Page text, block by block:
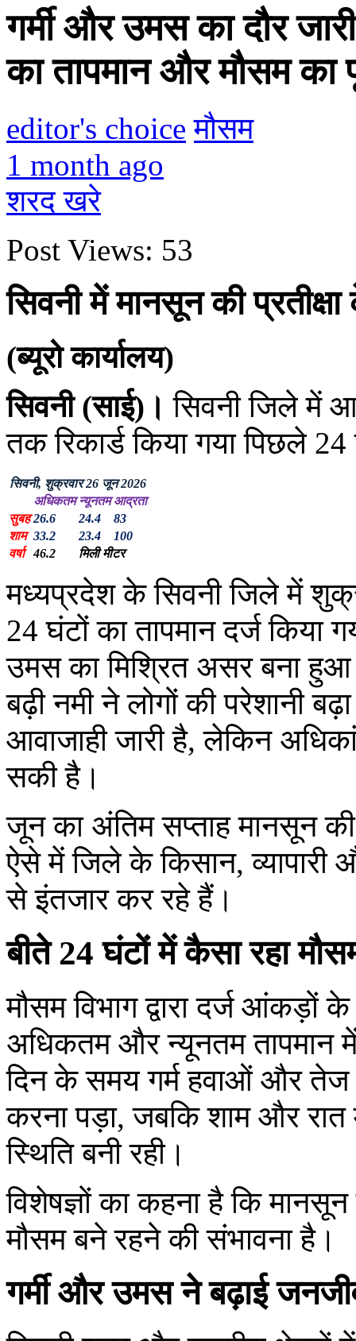
गर्मी और उमस का दौर
का तापमान और मौसम का
editor's choice मौसम
1 month ago
शरद खरे
Post Views: 53
सिवनी में मानसून की
(ब्यूरो कार्यालय)
सिवनी (साई)। सिवनी जिले में
तक रिकार्ड किया गया पिछले
सिवनी, शुक्रवार 26 जून 2026
अधिकतम न्यूनतम आद्रता
सुबह 26.6 24.4
83
शाम 33.2 23.4
100
वर्षा
46.2 मिली मीटर
मध्यप्रदेश के सिवनी जिले में
24 घंटों का तापमान दर्ज किया
उमस का मिश्रित असर बना
बढ़ी नमी ने लोगों की परेशानी
आवाजाही जारी है, लेकिन
सकी है।
जून का अंतिम सप्ताह मानसून की
ऐसे में जिले के किसान, व्यापारी
से इंतजार कर रहे हैं।
बीते 24 घंटों में कैसा रहा
मौसम विभाग द्वारा दर्ज
अधिकतम और न्यूनतम तापमान
दिन के समय गर्म हवाओं और तेज
करना पड़ा, जबकि शाम और
स्थिति बनी रही।
विशेषज्ञों का कहना है कि
मौसम बने रहने की संभावना है।
गर्मी और उमस ने बढ़ाई